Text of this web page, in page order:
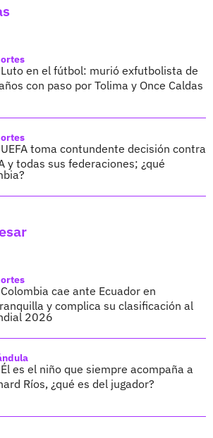
Luto en el fútbol: murió exfutbolista de
con paso por Tolima y Once Caldas
UEFA toma contundente decisión contra
y todas sus federaciones; ¿qué
Colombia cae ante Ecuador en
y complica su clasificación al
2026
Él es el niño que siempre acompaña a
Ríos, ¿qué es del jugador?